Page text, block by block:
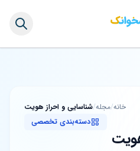
خانه/مجله/شناسایی و احراز هویت
دسته‌بندی تخصصی